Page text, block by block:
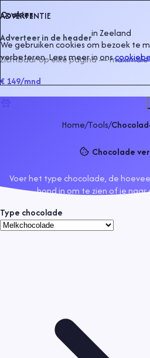
ADVERTENTIE
Adverteer in de headerinZeeland
Zichtbaar op elke pagina —
€ 149/mnd
Home/Tools/
Chocolade
Voer het type chocolade, de
hond in om te zien of je naar
Type chocolade
Cookies
We gebruiken cookies om bezoek te
verbeteren. Lees meer in ons